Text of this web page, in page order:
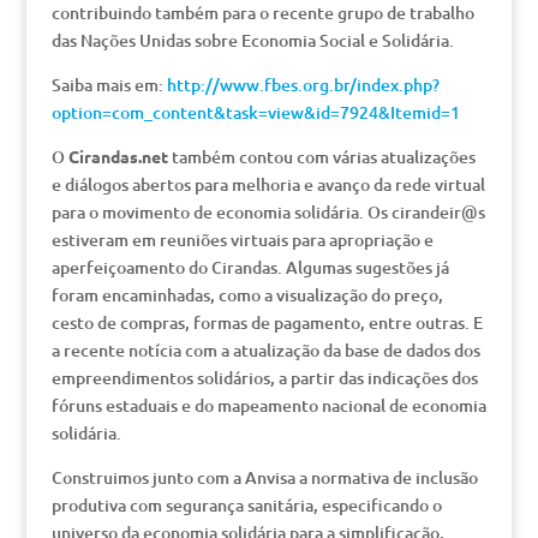
contribuindo também para o recente grupo de trabalho
das Nações Unidas sobre Economia Social e Solidária.
Saiba mais em: http://www.fbes.org.br/index.php?
option=com_content&task=view&id=7924&Itemid=1
O Cirandas.nettambém contou com várias atualizações
e diálogos abertos para melhoria e avanço da rede virtual
para o movimento de economia solidária. Os cirandeir@s
estiveram em reuniões virtuais para apropriação e
aperfeiçoamento do Cirandas. Algumas sugestões já
foram encaminhadas, como a visualização do preço,
cesto de compras, formas de pagamento, entre outras. E
a recente notícia com a atualização da base de dados dos
empreendimentos solidários, a partir das indicações dos
fóruns estaduais e do mapeamento nacional de economia
solidária.
Construimos junto com a Anvisa a normativa de inclusão
produtiva com segurança sanitária, especificando o
universo da economia solidária para a simplificação,